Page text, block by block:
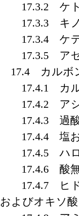
17.3.2 ケ
17.3.3 キ
17.3.4 ケ
17.3.5 アセ
17.4 カルボ
17.4.1 カル
17.4.2 アシ
17.4.3 過
17.4.4 塩お
17.4.5 ハロ
17.4.6 酸無
17.4.7 ヒド
およびオキソ酸